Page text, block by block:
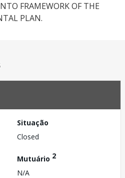
FRAMEWORK OF THE
PLAN.
Situação
Closed
Mutuário 2
N/A